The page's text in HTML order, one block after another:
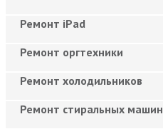
Ремонт iPad
Ремонт оргтехники
Ремонт холодильников
Ремонт стиральных машин